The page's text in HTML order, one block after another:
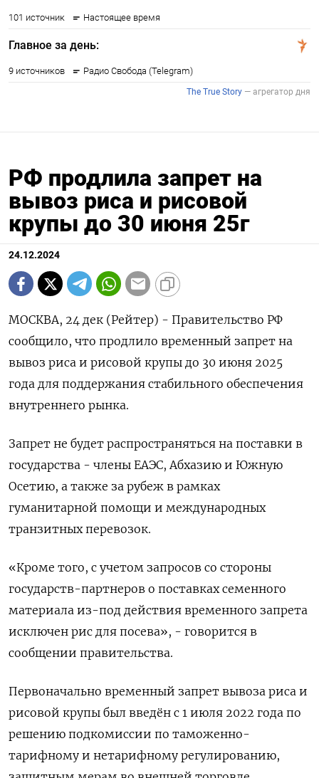
РФ продлила запрет на
вывоз риса и рисовой
крупы до 30 июня 25г
24.12.2024
МОСКВА, 24 дек (Рейтер) - Правительство РФ
сообщило, что продлило временный запрет на
вывоз риса и рисовой крупы до 30 июня 2025
года для поддержания стабильного обеспечения
внутреннего рынка.
Запрет не будет распространяться на поставки в
государства - члены ЕАЭС, Абхазию и Южную
Осетию, а также за рубеж в рамках
гуманитарной помощи и международных
транзитных перевозок.
«Кроме того, с учетом запросов со стороны
государств-партнеров о поставках семенного
материала из-под действия временного запрета
исключен рис для посева», - говорится в
сообщении правительства.
Первоначально временный запрет вывоза риса и
рисовой крупы был введён с 1 июля 2022 года по
решению подкомиссии по таможенно-
тарифному и нетарифному регулированию,